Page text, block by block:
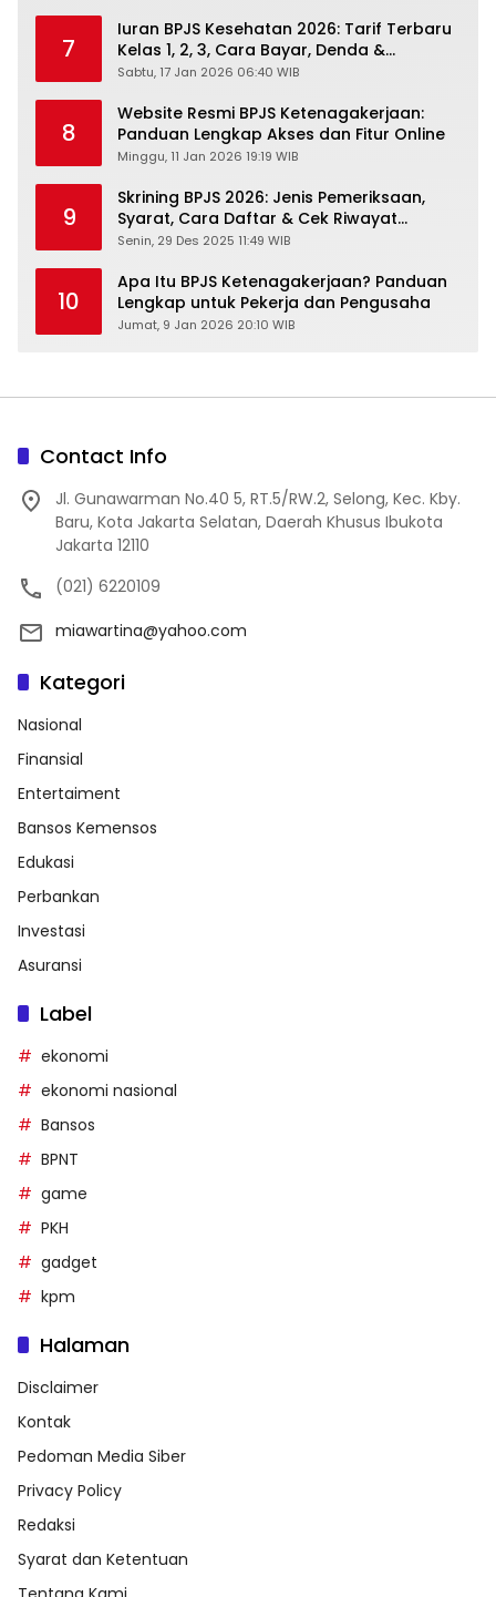
7
Iuran BPJS Kesehatan 2026: Tarif Terbaru
Kelas 1, 2, 3, Cara Bayar, Denda &
Panduan Lengkap Peserta JKN-KIS
Sabtu, 17 Jan 2026 06:40 WIB
8
Website Resmi BPJS Ketenagakerjaan:
Panduan Lengkap Akses dan Fitur Online
Minggu, 11 Jan 2026 19:19 WIB
9
Skrining BPJS 2026: Jenis Pemeriksaan,
Syarat, Cara Daftar & Cek Riwayat
Kesehatan Gratis
Senin, 29 Des 2025 11:49 WIB
10
Apa Itu BPJS Ketenagakerjaan? Panduan
Lengkap untuk Pekerja dan Pengusaha
Jumat, 9 Jan 2026 20:10 WIB
Contact Info
Jl. Gunawarman No.40 5, RT.5/RW.2, Selong, Kec. Kby.
Baru, Kota Jakarta Selatan, Daerah Khusus Ibukota
Jakarta 12110
(021) 6220109
miawartina@yahoo.com
Kategori
Nasional
Finansial
Entertaiment
Bansos Kemensos
Edukasi
Perbankan
Investasi
Asuransi
Label
ekonomi
ekonomi nasional
Bansos
BPNT
game
PKH
gadget
kpm
Halaman
Disclaimer
Kontak
Pedoman Media Siber
Privacy Policy
Redaksi
Syarat dan Ketentuan